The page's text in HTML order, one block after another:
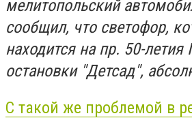
мелитопольский
сообщил, что светофор,
находится на пр. 50-
остановки "Детсад",
C такой же проблемой в